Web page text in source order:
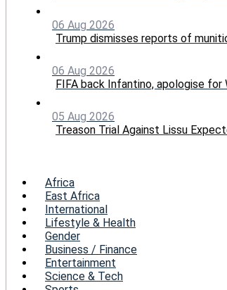
06 Aug 2026
Trump dismisses reports of
06 Aug 2026
FIFA back Infantino, apologise for
05 Aug 2026
Treason Trial Against Lissu
Menu
Africa
East Africa
International
Lifestyle & Health
Gender
Business / Finance
Entertainment
Science & Tech